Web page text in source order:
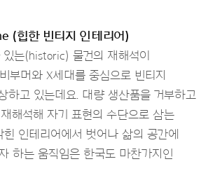
(힙한 빈티지 인테리어)
는(historic) 물건의 재해석이
부머와 X세대를 중심으로 빈티지
하고 있는데요. 대량 생산품을 거부하고
해석해 자기 표현의 수단으로 삼는
인테리어에서 벗어나 삶의 공간에
하는 움직임은 한국도 마찬가지인